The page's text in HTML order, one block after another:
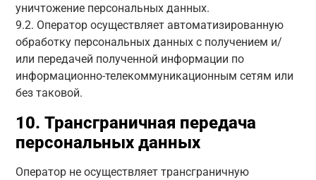
уничтожение персональных данных.
9.2. Оператор осуществляет автоматизированную
обработку персональных данных с получением и/
или передачей полученной информации по
информационно-телекоммуникационным сетям или
без таковой.
10. Трансграничная передача
персональных данных
Оператор не осуществляет трансграничную